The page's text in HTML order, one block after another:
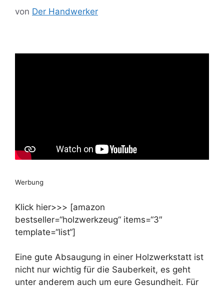
von Der Handwerker
Werbung
Klick hier>>> [amazon
bestseller=“holzwerkzeug“ items=“3″
template=“list“]
Eine gute Absaugung in einer Holzwerkstatt ist
nicht nur wichtig für die Sauberkeit, es geht
unter anderem auch um eure Gesundheit. Für